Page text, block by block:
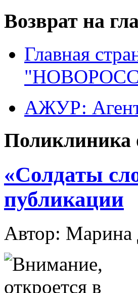
Возврат на
Главная
АЖУР:
Поликлиника
«Солдаты
публикации
Автор: